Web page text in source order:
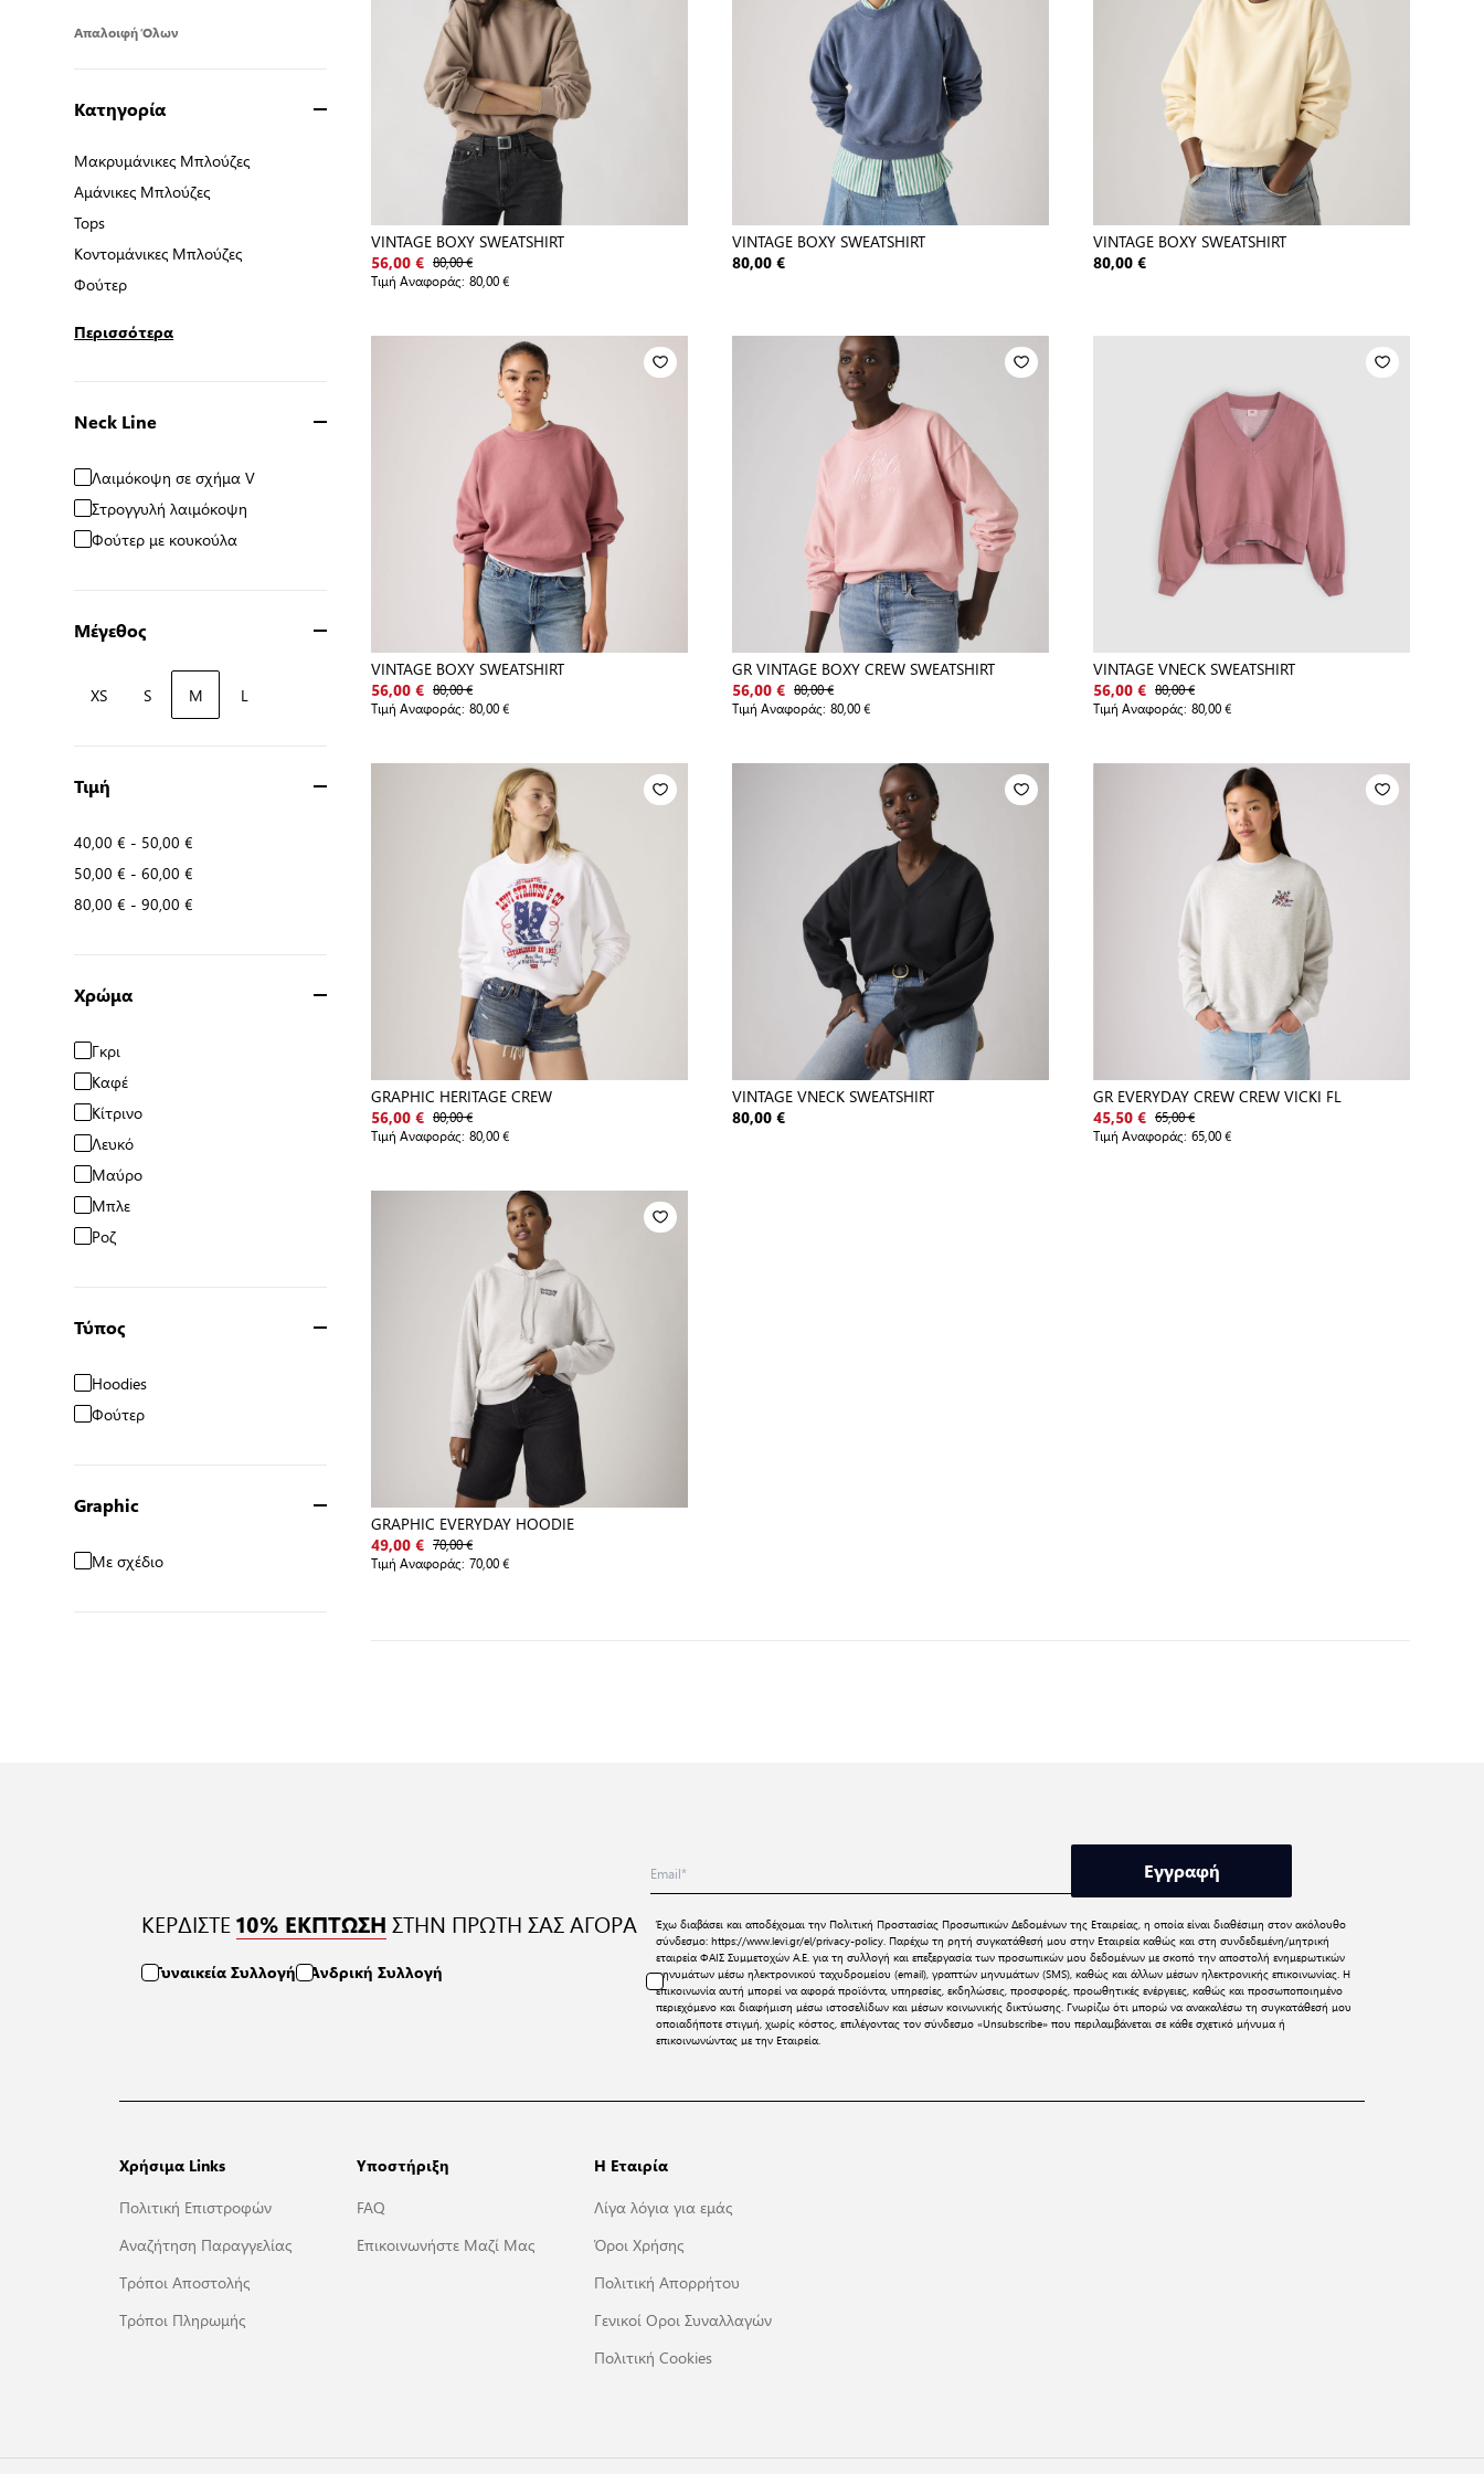
Απαλοιφή Όλων
Κατηγορία
Μακρυμάνικες Μπλούζες
Μακρυμάνικες Μπλούζες
Αμάνικες Μπλούζες
Αμάνικες Μπλούζες
Tops
Tops
Κοντομάνικες Μπλούζες
Κοντομάνικες Μπλούζες
Φούτερ
Φούτερ
Περισσότερα
Neck Line
Λαιμόκοψη σε σχήμα V
Στρογγυλή λαιμόκοψη
Φούτερ με κουκούλα
Μέγεθος
XS S M L
Τιμή
40,00 € - 50,00 €
50,00 € -60,00 €
80,00 € -90,00 €
Χρώμα
Γκρι
Καφέ
Κίτρινο
Λευκό
Μαύρο
Μπλε
Ροζ
Τύπος
Hoodies
Φούτερ
Graphic
Με σχέδιο
VINTAGE BOXY SWEATSHIRT
56,00 € 80,00 €
Τιμή Αναφοράς: 80,00 €
VINTAGE BOXY SWEATSHIRT
80,00 €
VINTAGE BOXY SWEATSHIRT
80,00 €
VINTAGE BOXY SWEATSHIRT
56,00 € 80,00 €
Τιμή Αναφοράς: 80,00 €
GR VINTAGE BOXY CREW SWEATSHIRT
56,00 € 80,00 €
Τιμή Αναφοράς: 80,00 €
VINTAGE VNECK SWEATSHIRT
56,00 € 80,00 €
Τιμή Αναφοράς: 80,00 €
GRAPHIC HERITAGE CREW
56,00 € 80,00 €
Τιμή Αναφοράς: 80,00 €
VINTAGE VNECK SWEATSHIRT
80,00 €
GR EVERYDAY CREW CREW VICKI FL
45,50 € 65,00 €
Τιμή Αναφοράς: 65,00 €
GRAPHIC EVERYDAY HOODIE
49,00 € 70,00 €
Τιμή Αναφοράς: 70,00 €
ΚΕΡΔΙΣΤΕ 10% ΕΚΠΤΩΣΗ ΣΤΗΝ ΠΡΩΤΗ ΣΑΣ ΑΓΟΡΑ
Γυναικεία Συλλογή Ανδρική Συλλογή
Εγγραφή
Έχω διαβάσει και αποδέχομαι την Πολιτική Προστασίας Προσωπικών Δεδομένωντης Εταιρείας, η οποία είναι διαθέσιμη στον ακόλουθο
σύνδεσμο:https://www.levi.gr/el/privacy-policy. Παρέχω τη ρητή συγκατάθεσή μου στην Εταιρεία καθώς και στη συνδεδεμένη/μητρική
εταιρεία ΦΑΙΣ Συμμετοχών Α.Ε. για τη συλλογή και επεξεργασία των προσωπικών μου δεδομένων με σκοπό την αποστολή ενημερωτικών
μηνυμάτων μέσω ηλεκτρονικού ταχυδρομείου (email), γραπτών μηνυμάτων (SMS), καθώς και άλλων μέσων ηλεκτρονικής επικοινωνίας. Η
επικοινωνία αυτή μπορεί να αφορά προϊόντα, υπηρεσίες, εκδηλώσεις, προσφορές, προωθητικές ενέργειες, καθώς και προσωποποιημένο
περιεχόμενο και διαφήμιση μέσω ιστοσελίδων και μέσων κοινωνικής δικτύωσης. Γνωρίζω ότι μπορώ να ανακαλέσω τη συγκατάθεσή μου
οποιαδήποτε στιγμή, χωρίς κόστος, επιλέγοντας τον σύνδεσμο «Unsubscribe» που περιλαμβάνεται σε κάθε σχετικό μήνυμα ή
επικοινωνώντας με την Εταιρεία.
Χρήσιμα Links
Πολιτική Επιστροφών
Αναζήτηση Παραγγελίας
Τρόποι Αποστολής
Τρόποι Πληρωμής
Υποστήριξη
FAQ
Επικοινωνήστε Μαζί Μας
Η Εταιρία
Λίγα λόγια για εμάς
Όροι Χρήσης
Πολιτική Απορρήτου
Γενικοί Οροι Συναλλαγών
Πολιτική Cookies